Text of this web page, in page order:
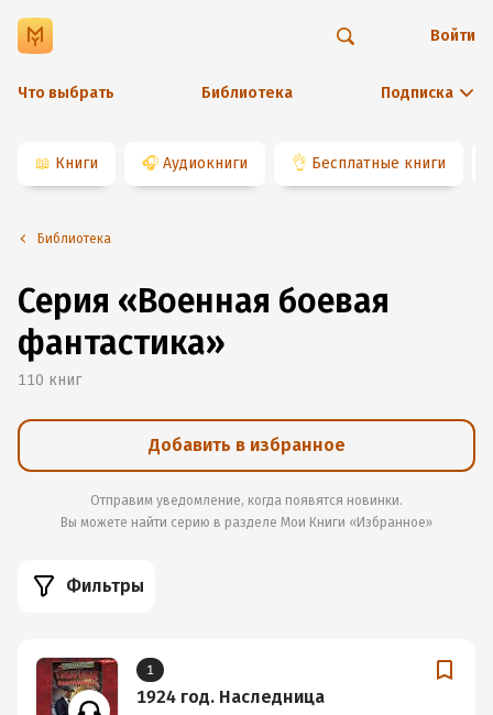
Что выбрать Библиотека Подписка
Войти
📖 Книги 🎧 Аудиокниги 👌 Бесплатные книги
Библиотека
Серия «Военная боевая
фантастика»
110 книг
Добавить в избранное
Отправим уведомление, когда появятся новинки.
Вы можете найти серию в разделе Мои Книги «Избранное»
Фильтры
1
1924 год. Наследница